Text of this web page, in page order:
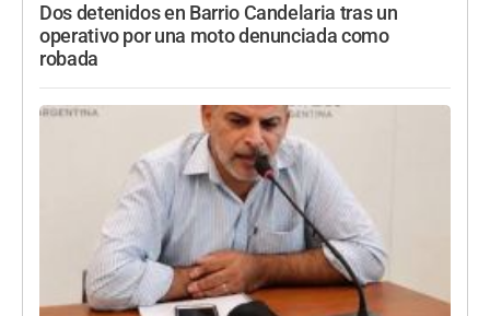
Dos detenidos en Barrio Candelaria tras un
operativo por una moto denunciada como
robada